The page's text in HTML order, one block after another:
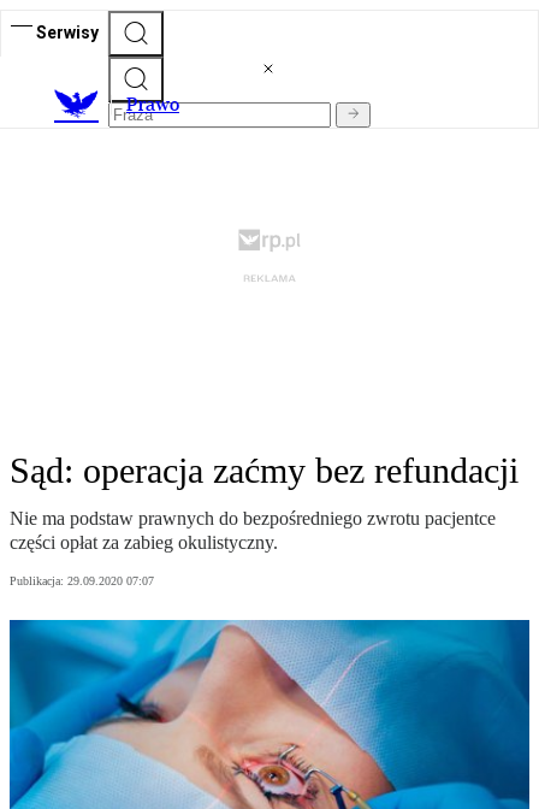
Serwisy
Prawo
Sąd: operacja zaćmy bez refundacji
Nie ma podstaw prawnych do bezpośredniego zwrotu pacjentce
części opłat za zabieg okulistyczny.
Publikacja: 29.09.2020 07:07